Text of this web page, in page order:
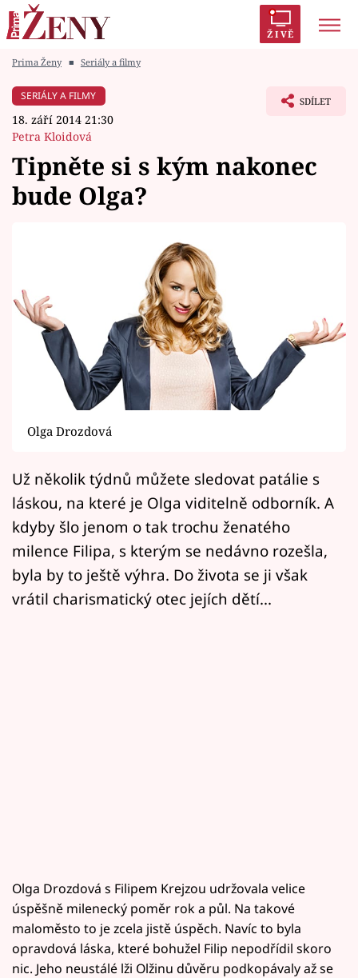
ŽIVĚ
Módní alarm
Témata
Seriály
Horoskopy
Sledujte prima+
Filmový festival Karlovy Vary
Pořady
Mámy sobě
Přihlášení
Prima Ženy ■ Seriály a filmy
SERIÁLY A FILMY
18. září 2014 21:30
Petra Kloidová
SDÍLET
Tipněte si s kým nakonec
bude Olga?
Olga Drozdová
Už několik týdnů můžete sledovat patálie s
láskou, na které je Olga viditelně odborník. A
kdyby šlo jenom o tak trochu ženatého
milence Filipa, s kterým se nedávno rozešla,
byla by to ještě výhra. Do života se ji však
vrátil charismatický otec jejích dětí...
Olga Drozdová s Filipem Krejzou udržovala velice
úspěšně milenecký poměr rok a půl. Na takové
maloměsto to je zcela jistě úspěch. Navíc to byla
opravdová láska, které bohužel Filip nepodřídil skoro
nic. Jeho neustálé lži Olžinu důvěru podkopávaly až se